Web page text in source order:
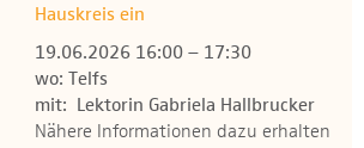
Wissenswertes
Medien
Hauskreis ein
19.06.2026 16:00 – 17:30
wo: Telfs
mit: Lektorin Gabriela Hallbrucker
Nähere Informationen dazu erhalten